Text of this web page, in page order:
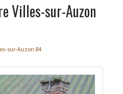
Villes-sur-Auzon
sur-Auzon 84